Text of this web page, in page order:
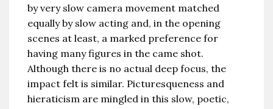
by very slow camera movement matched
equally by slow acting and, in the opening
scenes at least, a marked preference for
having many figures in the came shot.
Although there is no actual deep focus, the
impact felt is similar. Picturesqueness and
hieraticism are mingled in this slow, poetic,